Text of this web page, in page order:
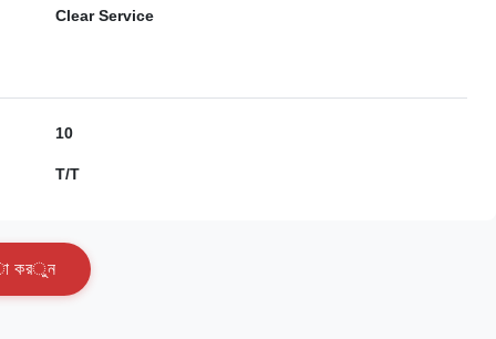
Clear Service
10
T/T
করুন